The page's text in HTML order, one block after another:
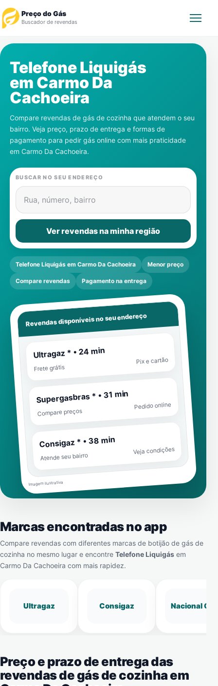
Preço do Gás
Buscador de revendas
Revendedor
Notícias
Cadastre-se
Gás
Contatos
Telefone Liquigás
em Carmo Da
Cachoeira
Compare revendas de gás de cozinha que atendem o seu
bairro. Veja preço, prazo de entrega e formas de
pagamento para pedir gás online com mais praticidade
em Carmo Da Cachoeira.
BUSCAR NO SEU ENDEREÇO
Rua, número, bairro
Ver revendas na minha região
Telefone Liquigás em Carmo Da Cachoeira Menor preço
Compare revendas Pagamento na entrega
Revendas disponíveis no seu endereço
Ultragaz * • 24 min
Frete grátis
Pix e cartão
Supergasbras * • 31 min
Compare preços
Pedido online
Consigaz * • 38 min
Atende seu bairro
Veja condições
Imagem ilustrativa
Marcas encontradas no app
Compare revendas com diferentes marcas de botijão de gás de
cozinha no mesmo lugar e encontre Telefone Liquigás em
Carmo Da Cachoeira com mais rapidez.
Ultragaz Consigaz Nacional Gás
Preço e prazo de entrega das
revendas de gás de cozinha em